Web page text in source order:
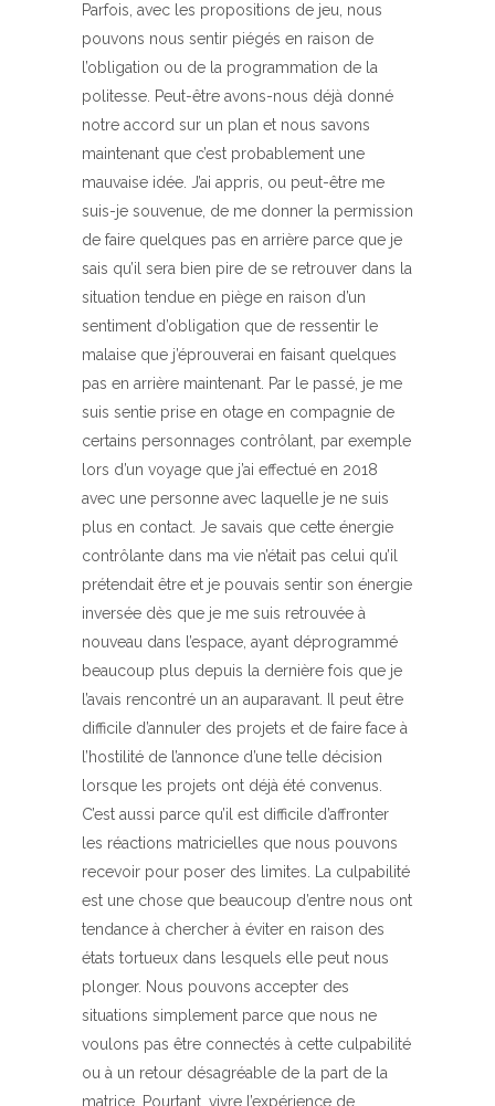
Parfois, avec les propositions de jeu, nous
pouvons nous sentir piégés en raison de
l’obligation ou de la programmation de la
politesse. Peut-être avons-nous déjà donné
notre accord sur un plan et nous savons
maintenant que c’est probablement une
mauvaise idée. J’ai appris, ou peut-être me
suis-je souvenue, de me donner la permission
de faire quelques pas en arrière parce que je
sais qu’il sera bien pire de se retrouver dans la
situation tendue en piège en raison d’un
sentiment d’obligation que de ressentir le
malaise que j’éprouverai en faisant quelques
pas en arrière maintenant. Par le passé, je me
suis sentie prise en otage en compagnie de
certains personnages contrôlant, par exemple
lors d’un voyage que j’ai effectué en 2018
avec une personne avec laquelle je ne suis
plus en contact. Je savais que cette énergie
contrôlante dans ma vie n’était pas celui qu’il
prétendait être et je pouvais sentir son énergie
inversée dès que je me suis retrouvée à
nouveau dans l’espace, ayant déprogrammé
beaucoup plus depuis la dernière fois que je
l’avais rencontré un an auparavant. Il peut être
difficile d’annuler des projets et de faire face à
l’hostilité de l’annonce d’une telle décision
lorsque les projets ont déjà été convenus.
C’est aussi parce qu’il est difficile d’affronter
les réactions matricielles que nous pouvons
recevoir pour poser des limites. La culpabilité
est une chose que beaucoup d’entre nous ont
tendance à chercher à éviter en raison des
états tortueux dans lesquels elle peut nous
plonger. Nous pouvons accepter des
situations simplement parce que nous ne
voulons pas être connectés à cette culpabilité
ou à un retour désagréable de la part de la
matrice. Pourtant, vivre l’expérience de